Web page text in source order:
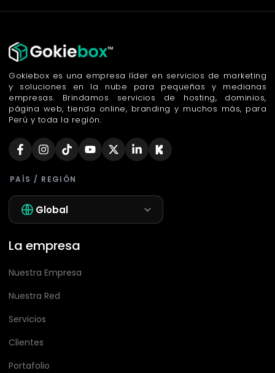
Gokiebox es una empresa líder en servicios de marketing
y soluciones en la nube para pequeñas y medianas
empresas. Brindamos servicios de hosting, dominios,
página web, tienda online, branding y muchos más, para
Perú y toda la región.
PAÍS / REGIÓN
Global
La empresa
Nuestra Empresa
Nuestra Red
Servicios
Clientes
Portafolio